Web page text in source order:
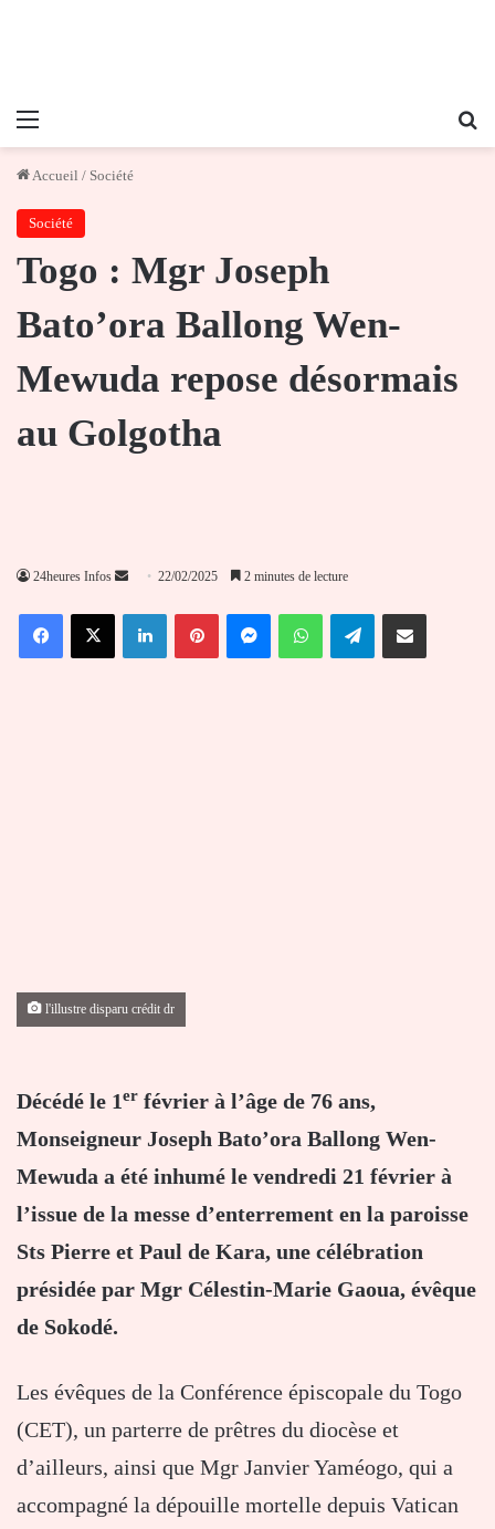
Menu
Accueil / Société
Société
Togo : Mgr Joseph
Bato’ora Ballong Wen-
Mewuda repose désormais
au Golgotha
24heures Infos
Envoyer
courriel
22/02/2025 2 minutes de lecture
FacebookX LinkedinPinterestMessengerWhatsAppTelegramPartager par email
l'illustre disparu crédit dr
Décédé le 1er février à l’âge de 76 ans,
Monseigneur Joseph Bato’ora Ballong Wen-
Mewuda a été inhumé le vendredi 21 février à
l’issue de la messe d’enterrement en la paroisse
Sts Pierre et Paul de Kara, une célébration
présidée par Mgr Célestin-Marie Gaoua, évêque
de Sokodé.
Les évêques de la Conférence épiscopale du Togo
(CET), un parterre de prêtres du diocèse et
d’ailleurs, ainsi que Mgr Janvier Yaméogo, qui a
accompagné la dépouille mortelle depuis Vatican